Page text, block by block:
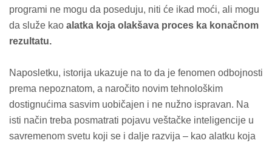
programi ne mogu da poseduju, niti će ikad moći, ali mogu
da služe kao alatka koja olakšava proces ka konačnom
rezultatu.
Naposletku, istorija ukazuje na to da je fenomen odbojnosti
prema nepoznatom, a naročito novim tehnološkim
dostignućima sasvim uobičajen i ne nužno ispravan. Na
isti način treba posmatrati pojavu veštačke inteligencije u
savremenom svetu koji se i dalje razvija – kao alatku koja